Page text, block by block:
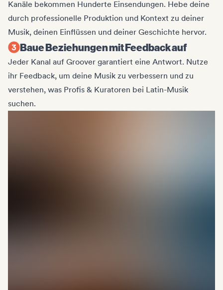
Kanäle bekommen Hunderte Einsendungen. Hebe deine
durch professionelle Produktion und Kontext zu deiner
Musik, deinen Einflüssen und deiner Geschichte hervor.
Baue Beziehungen mit Feedback auf
Jeder Kanal auf Groover garantiert eine Antwort. Nutze
ihr Feedback, um deine Musik zu verbessern und zu
verstehen, was Profis & Kuratoren bei Latin-Musik
suchen.